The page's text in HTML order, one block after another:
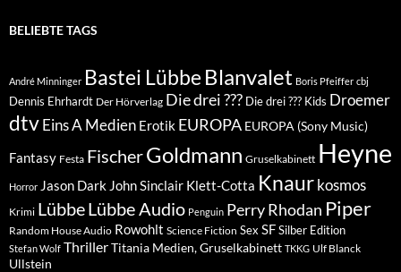
BELIEBTE TAGS
André Minninger Bastei Lübbe Blanvalet Boris Pfeiffer cbj
Dennis Ehrhardt Der Hörverlag Die drei ??? Die drei ??? Kids Droemer
dtvEins A Medien Erotik EUROPA EUROPA (Sony Music)
Fantasy Festa FischerGoldmann Gruselkabinett Heyne
Horror Jason Dark John Sinclair Klett-Cotta Knaur kosmos
Krimi LübbeLübbe Audio Penguin Perry Rhodan Piper
Random House Audio Rowohlt Science Fiction Sex SFSilber Edition
Stefan Wolf ThrillerTitania Medien, Gruselkabinett TKKG Ulf Blanck
Ullstein